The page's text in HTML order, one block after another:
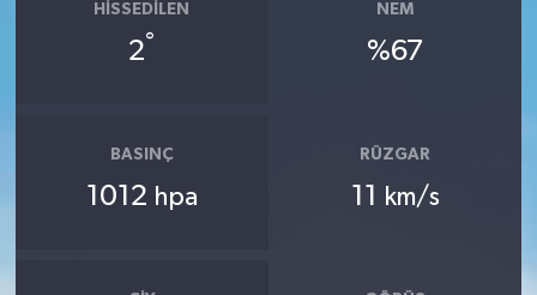
HISSEDILEN
2°
NEM
%67
BASINÇ
1012 hpa
RÜZGAR
11 km/s